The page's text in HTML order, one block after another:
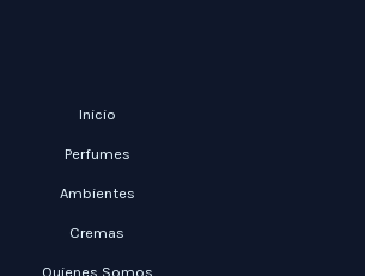
Inicio
Perfumes
Ambientes
Cremas
Quienes Somos